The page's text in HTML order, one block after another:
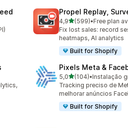
Propel Replay,
4,9de 5 estrelas
(599)
599 total de avaliações
•Free plan
Fix lost sales: record
heatmaps, AI analytics
Built for Shopify
Pixels Meta &
5,0de 5 estrelas
(104)
104 total de avaliações
•Instalação
Tracking preciso de
melhorar anúncios
Built for Shopify